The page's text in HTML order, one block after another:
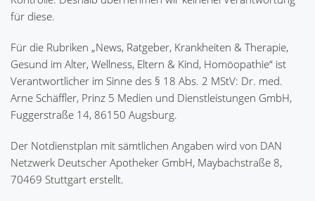
für diese.
Für die Rubriken „News, Ratgeber, Krankheiten & Therapie,
Gesund im Alter, Wellness, Eltern & Kind, Homöopathie“ ist
Verantwortlicher im Sinne des § 18 Abs. 2 MStV: Dr. med.
Arne Schäffler, Prinz 5 Medien und Dienstleistungen GmbH,
Fuggerstraße 14, 86150 Augsburg.
Der Notdienstplan mit sämtlichen Angaben wird von DAN
Netzwerk Deutscher Apotheker GmbH, Maybachstraße 8,
70469 Stuttgart erstellt.